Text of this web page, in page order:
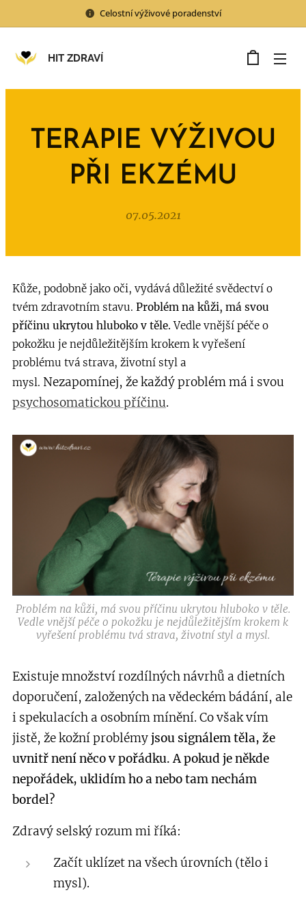
Celostní výživové poradenství
HIT ZDRAVÍ
TERAPIE VÝŽIVOU
PŘI EKZÉMU
07.05.2021
Kůže, podobně jako oči, vydává důležité svědectví o
tvém zdravotním stavu. Problém na kůži, má svou
příčinu ukrytou hluboko v těle.Vedle vnější péče o
pokožku je nejdůležitějším krokem k vyřešení
problému tvá strava, životní styl a
mysl. Nezapomínej, že každý problém má i svou
psychosomatickou příčinu.
Problém na kůži, má svou příčinu ukrytou hluboko v těle.
Vedle vnější péče o pokožku je nejdůležitějším krokem k
vyřešení problému tvá strava, životní styl a mysl.
Existuje množství rozdílných návrhů a dietních
doporučení, založených na vědeckém bádání, ale
i spekulacích a osobním mínění. Co však vím
jistě, že kožní problémyjsou signálem těla, že
uvnitř není něco v pořádku. A pokud je někde
nepořádek, uklidím ho a nebo tam nechám
bordel?
Zdravý selský rozum mi říká:
Začít uklízet na všech úrovních (tělo i
mysl).